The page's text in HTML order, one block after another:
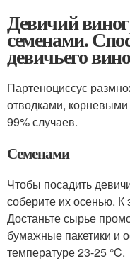
Девичий
семенами.
девичьего
Партеноциссус
отводками,
99% случаев.
Семенами
Чтобы посадить
соберите их осенью.
Достаньте сырье
бумажные пакетики и
температуре 23-25 °C.